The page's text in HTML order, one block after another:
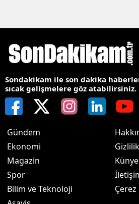
Sondakikam ile son dakika
sıcak gelişmelere göz atabilirsiniz.
Gündem
Ekonomi
Magazin
Spor
Bilim ve Teknoloji
Künye
Çerez